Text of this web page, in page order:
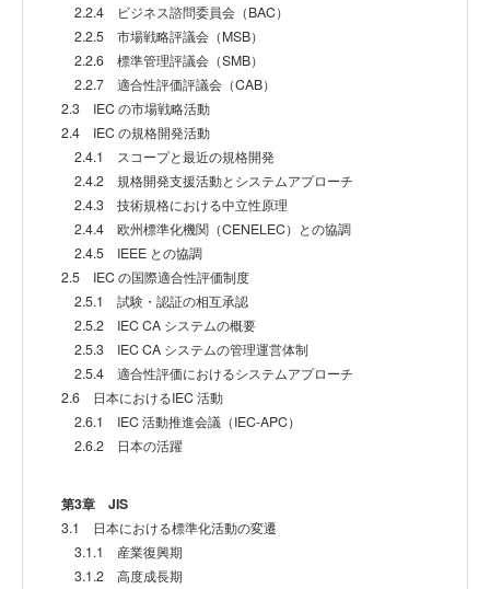
2.2.4 ビジネス諮問委員会（BAC）
2.2.5 市場戦略評議会（MSB）
2.2.6 標準管理評議会（SMB）
2.2.7 適合性評価評議会（CAB）
2.3 IEC の市場戦略活動
2.4 IEC の規格開発活動
2.4.1 スコープと最近の規格開発
2.4.2 規格開発支援活動とシステムアプローチ
2.4.3 技術規格における中立性原理
2.4.4 欧州標準化機関（CENELEC）との協調
2.4.5 IEEE との協調
2.5 IEC の国際適合性評価制度
2.5.1 試験・認証の相互承認
2.5.2 IEC CA システムの概要
2.5.3 IEC CA システムの管理運営体制
2.5.4 適合性評価におけるシステムアプローチ
2.6 日本におけるIEC 活動
2.6.1 IEC 活動推進会議（IEC-APC）
2.6.2 日本の活躍
第3章 JIS
3.1 日本における標準化活動の変遷
3.1.1 産業復興期
3.1.2 高度成長期